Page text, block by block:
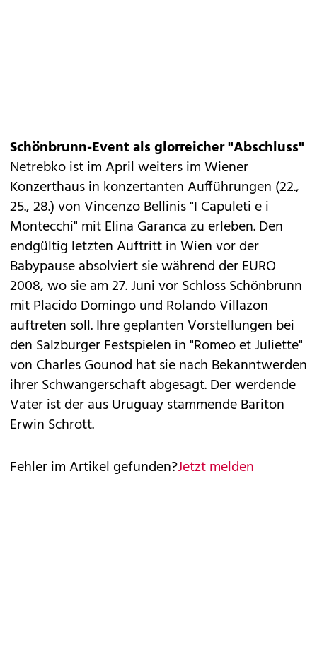
Schönbrunn-Event als glorreicher "Abschluss"
Netrebko ist im April weiters im Wiener
Konzerthaus in konzertanten Aufführungen (22.,
25., 28.) von Vincenzo Bellinis "I Capuleti e i
Montecchi" mit Elina Garanca zu erleben. Den
endgültig letzten Auftritt in Wien vor der
Babypause absolviert sie während der EURO
2008, wo sie am 27. Juni vor Schloss Schönbrunn
mit Placido Domingo und Rolando Villazon
auftreten soll. Ihre geplanten Vorstellungen bei
den Salzburger Festspielen in "Romeo et Juliette"
von Charles Gounod hat sie nach Bekanntwerden
ihrer Schwangerschaft abgesagt. Der werdende
Vater ist der aus Uruguay stammende Bariton
Erwin Schrott.
Fehler im Artikel gefunden?Jetzt melden